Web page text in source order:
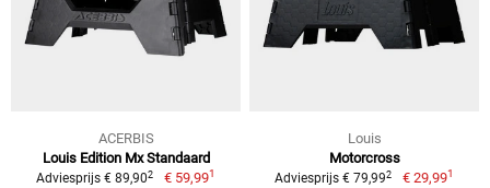
ACERBIS
Louis Edition Mx Standaard
Adviesprijs € 89,902 € 59,991
Louis
Motorcross
Adviesprijs € 79,992 € 29,991